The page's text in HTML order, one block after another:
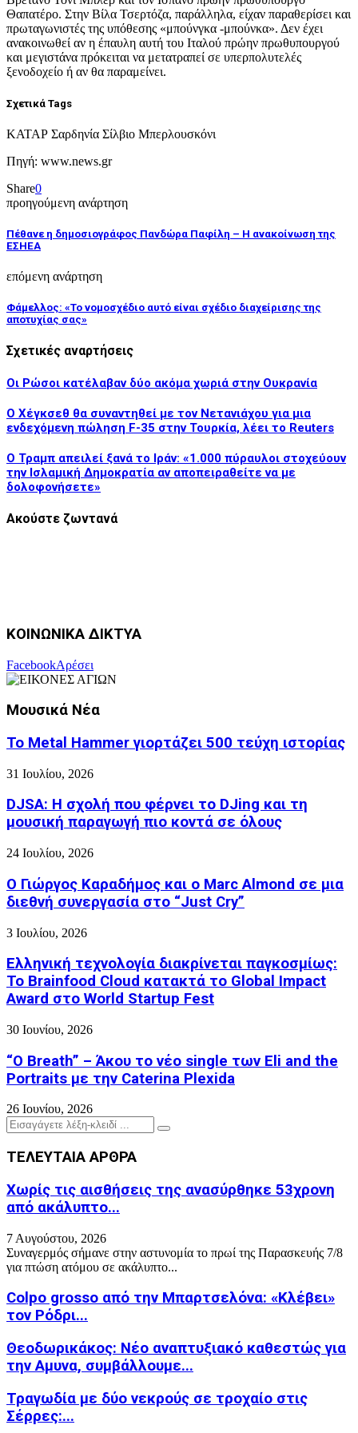
Θαπατέρο. Στην Βίλα Τσερτόζα, παράλληλα, είχαν παραθερίσει και
πρωταγωνιστές της υπόθεσης «μπούνγκα -μπούνκα». Δεν έχει
ανακοινωθεί αν η έπαυλη αυτή του Ιταλού πρώην πρωθυπουργού
και μεγιστάνα πρόκειται να μετατραπεί σε υπερπολυτελές
ξενοδοχείο ή αν θα παραμείνει.
Σχετικά Tags
ΚΑΤΑΡ Σαρδηνία Σίλβιο Μπερλουσκόνι
Πηγή: www.news.gr
Share0
προηγούμενη ανάρτηση
Πέθανε η δημοσιογράφος Πανδώρα Παφίλη – Η ανακοίνωση της
ΕΣΗΕΑ
επόμενη ανάρτηση
Φάμελλος: «Το νομοσχέδιο αυτό είναι σχέδιο διαχείρισης της
αποτυχίας σας»
Σχετικές αναρτήσεις
Οι Ρώσοι κατέλαβαν δύο ακόμα χωριά στην Ουκρανία
Ο Χέγκσεθ θα συναντηθεί με τον Νετανιάχου για μια
ενδεχόμενη πώληση F-35 στην Τουρκία, λέει το Reuters
Ο Τραμπ απειλεί ξανά το Ιράν: «1.000 πύραυλοι στοχεύουν
την Ισλαμική Δημοκρατία αν αποπειραθείτε να με
δολοφονήσετε»
Ακούστε ζωντανά
ΚΟΙΝΩΝΙΚΑ ΔΙΚΤΥΑ
FacebookΑρέσει
Μουσικά Νέα
Το Metal Hammer γιορτάζει 500 τεύχη ιστορίας
31 Ιουλίου, 2026
DJSA: Η σχολή που φέρνει το DJing και τη
μουσική παραγωγή πιο κοντά σε όλους
24 Ιουλίου, 2026
Ο Γιώργος Καραδήμος και ο Marc Almond σε μια
διεθνή συνεργασία στο “Just Cry”
3 Ιουλίου, 2026
Ελληνική τεχνολογία διακρίνεται παγκοσμίως:
Το Brainfood Cloud κατακτά το Global Impact
Award στο World Startup Fest
30 Ιουνίου, 2026
“O Breath” – Άκου το νέο single των Eli and the
Portraits με την Caterina Plexida
26 Ιουνίου, 2026
Search
for:
Search
ΤΕΛΕΥΤΑΙΑ ΑΡΘΡΑ
Χωρίς τις αισθήσεις της ανασύρθηκε 53χρονη
από ακάλυπτο...
7 Αυγούστου, 2026
Συναγερμός σήμανε στην αστυνομία το πρωί της Παρασκευής 7/8
για πτώση ατόμου σε ακάλυπτο...
Colpo grosso από την Μπαρτσελόνα: «Κλέβει»
τον Ρόδρι...
Θεοδωρικάκος: Νέο αναπτυξιακό καθεστώς για
την Αμυνα, συμβάλλουμε...
Τραγωδία με δύο νεκρούς σε τροχαίο στις
Σέρρες:...